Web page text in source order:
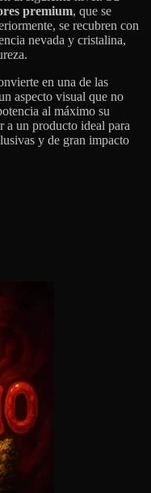
premium, que se
se recubren con
nevada y cristalina,
en una de las
aspecto visual que no
al máximo su
a un producto ideal para
y de gran impacto